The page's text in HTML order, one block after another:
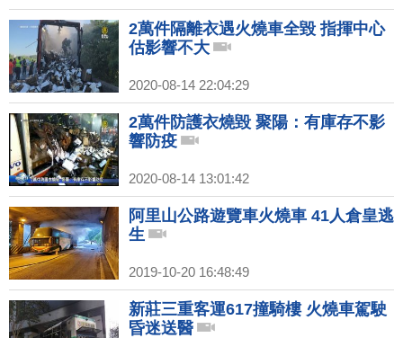
2萬件隔離衣遇火燒車全毀 指揮中心
估影響不大
2020-08-14 22:04:29
2萬件防護衣燒毀 聚陽：有庫存不影
響防疫
2020-08-14 13:01:42
阿里山公路遊覽車火燒車 41人倉皇逃
生
2019-10-20 16:48:49
新莊三重客運617撞騎樓 火燒車駕駛
昏迷送醫